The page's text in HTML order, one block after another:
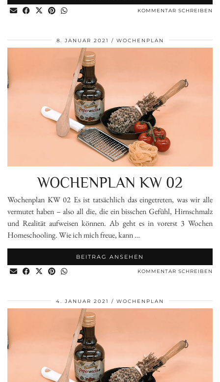
KOMMENTAR SCHREIBEN
8. JANUAR 2021 WOCHENPLAN
WOCHENPLAN KW 02
Wochenplan KW 02 Es ist tatsächlich das eingetreten, was wir alle
vermutet haben – also all die, die ein bisschen Gefühl, Hirnschmalz
und Realität aufweisen können. Ab geht es in vorerst 3 Wochen
Homeschooling. Wie ich mich freue, kann …
BEITRAG ANSEHEN
KOMMENTAR SCHREIBEN
4. JANUAR 2021 WOCHENPLAN